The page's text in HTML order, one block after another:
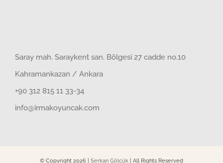
Saray mah. Saraykent san. Bölgesi 27 cadde no.10
Kahramankazan / Ankara
+90 312 815 11 33-34
info@irmakoyuncak.com
© Copyright 2026 | Serkan Gölcük | All Rights Reserved